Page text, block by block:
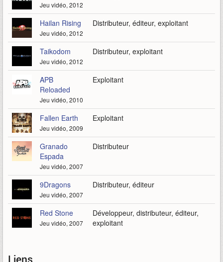
Jeu vidéo, 2012
Hailan Rising
Jeu vidéo, 2012
Distributeur, éditeur, exploitant
Taikodom
Jeu vidéo, 2012
Distributeur, exploitant
APB
Reloaded
Jeu vidéo, 2010
Exploitant
Fallen Earth
Jeu vidéo, 2009
Exploitant
Granado
Espada
Jeu vidéo, 2007
Distributeur
9Dragons
Jeu vidéo, 2007
Distributeur, éditeur
Red Stone
Jeu vidéo, 2007
Développeur, distributeur, éditeur,
exploitant
Liens